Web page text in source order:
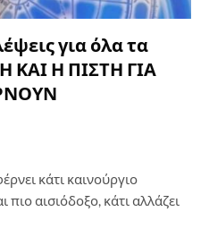
για όλα τα
Η ΠΙΣΤΗ ΓΙΑ
κάτι καινούργιο
πιο αισιόδοξο, κάτι αλλάζει